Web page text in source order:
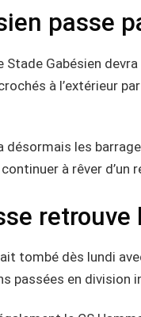
passe
Stade Gabésien
à l’extérieur
les
à rêver d’un
retrouve
tombé dès lundi
passées en division